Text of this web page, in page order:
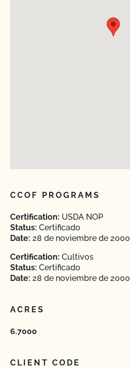
CCOF PROGRAMS
Certification: USDA NOP
Status: Certificado
Date: 28 de noviembre de 2000
Certification: Cultivos
Status: Certificado
Date: 28 de noviembre de 2000
ACRES
6.7000
CLIENT CODE